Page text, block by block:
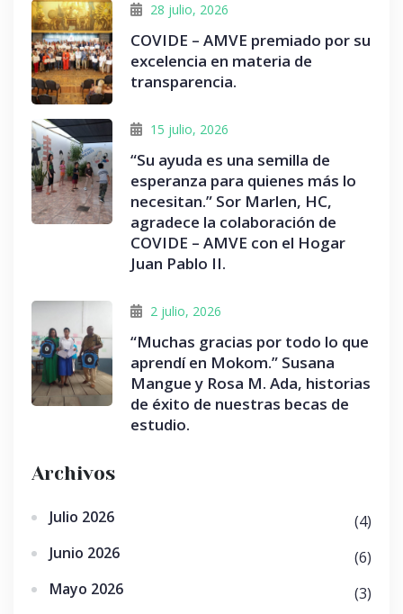
28 julio, 2026
COVIDE – AMVE premiado por su
excelencia en materia de
transparencia.
15 julio, 2026
“Su ayuda es una semilla de
esperanza para quienes más lo
necesitan.” Sor Marlen, HC,
agradece la colaboración de
COVIDE – AMVE con el Hogar
Juan Pablo II.
2 julio, 2026
“Muchas gracias por todo lo que
aprendí en Mokom.” Susana
Mangue y Rosa M. Ada, historias
de éxito de nuestras becas de
estudio.
Archivos
Julio 2026
(4)
Junio 2026
(6)
Mayo 2026
(3)